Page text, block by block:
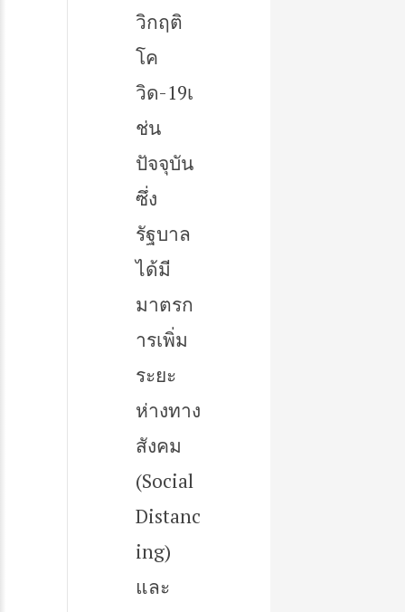
วิกฤติ
โค
วิด-19เ
ช่น
ปัจจุบัน
ซึ่ง
รัฐบาล
ได้มี
มาตรก
ารเพิ่ม
ระยะ
ห่างทาง
สังคม
(Social
Distanc
ing)
และ